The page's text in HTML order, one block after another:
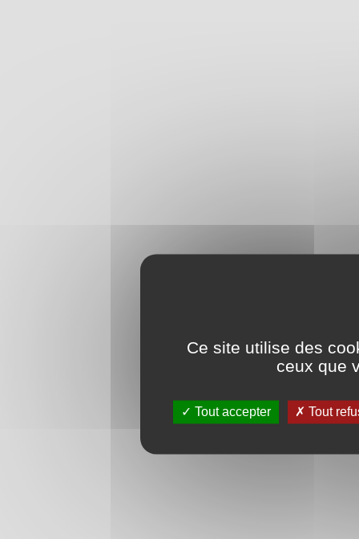
Ce site utilise des
ceux que
Tout accepter Tout